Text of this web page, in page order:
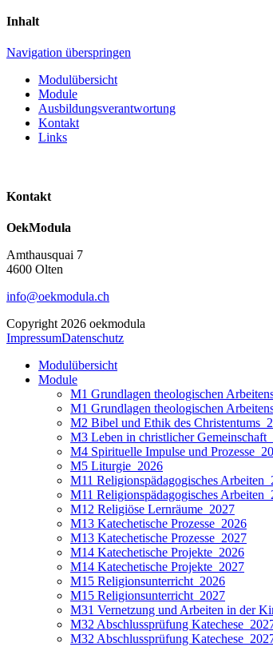
Inhalt
Navigation überspringen
Modulübersicht
Module
Ausbildungsverantwortung
Kontakt
Links
Kontakt
OekModula
Amthausquai 7
4600 Olten
info@oekmodula.ch
Copyright 2026 oekmodula
ImpressumDatenschutz
Modulübersicht
Module
M1 Grundlagen theologischen
M1 Grundlagen theologischen
M2 Bibel und Ethik des
M3 Leben in christlicher
M4 Spirituelle Impulse und
M5 Liturgie_2026
M11 Religionspädagogisches
M11 Religionspädagogisches
M12 Religiöse Lernräume_2027
M13 Katechetische Prozesse_2026
M13 Katechetische Prozesse_2027
M14 Katechetische Projekte_2026
M14 Katechetische Projekte_2027
M15 Religionsunterricht_2026
M15 Religionsunterricht_2027
M31 Vernetzung und Arbeiten in der
M32 Abschlussprüfung
M32 Abschlussprüfung